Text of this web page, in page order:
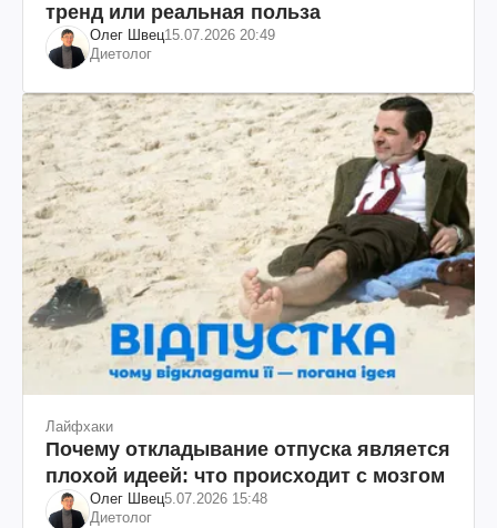
тренд или реальная польза
Олег Швец15.07.2026 20:49
Диетолог
Лайфхаки
Почему откладывание отпуска является
плохой идеей: что происходит с мозгом
Олег Швец5.07.2026 15:48
Диетолог